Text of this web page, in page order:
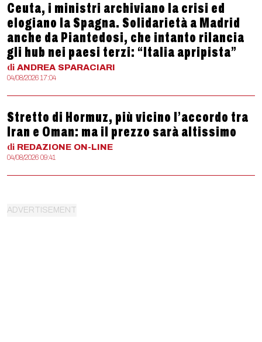
Ceuta, i ministri archiviano la crisi ed
elogiano la Spagna. Solidarietà a Madrid
anche da Piantedosi, che intanto rilancia
gli hub nei paesi terzi: “Italia apripista”
di ANDREA SPARACIARI
04/08/2026 17:04
Stretto di Hormuz, più vicino l’accordo tra
Iran e Oman: ma il prezzo sarà altissimo
di REDAZIONE ON-LINE
04/08/2026 09:41